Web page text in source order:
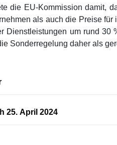
die EU-Kommission damit,
als auch die Preise
Dienstleistungen um rund 30
Sonderregelung daher als
25. April 2024